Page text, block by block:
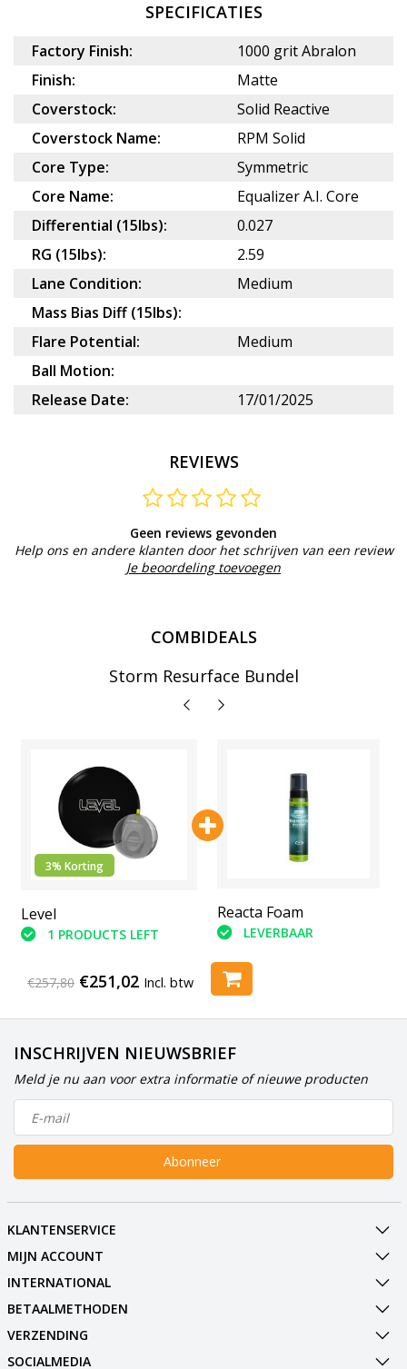
SPECIFICATIES
Factory Finish:
1000 grit Abralon
Finish:
Matte
Coverstock:
Solid Reactive
Coverstock Name:
RPM Solid
Core Type:
Symmetric
Core Name:
Equalizer A.I. Core
Differential (15lbs):
0.027
RG (15lbs):
2.59
Lane Condition:
Medium
Mass Bias Diff (15lbs):
Flare Potential:
Medium
Ball Motion:
Release Date:
17/01/2025
REVIEWS
Geen reviews gevonden
Help ons en andere klanten door het schrijven van een review
Je beoordeling toevoegen
COMBIDEALS
Storm Resurface Bundel
3% Korting
Level
1 PRODUCTS LEFT
Abranet Schuur Pads (6
stuks)
Reacta Foam
LEVERBAAR
€257,80 €251,02 Incl. btw
INSCHRIJVEN NIEUWSBRIEF
Meld je nu aan voor extra informatie of nieuwe producten
Abonneer
KLANTENSERVICE
MIJN ACCOUNT
INTERNATIONAL
BETAALMETHODEN
VERZENDING
SOCIALMEDIA